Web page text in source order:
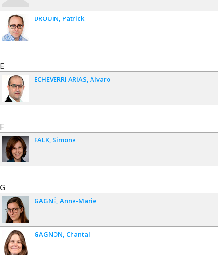
DROUIN Patrick
E
ECHEVERRI ARIAS Alvaro
F
FALK Simone
G
GAGNÉ Anne-Marie
GAGNON Chantal